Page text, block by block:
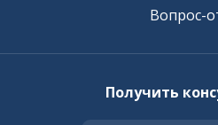
Вопрос-
Получить